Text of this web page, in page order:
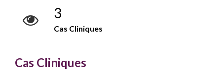
3
Cas Cliniques
Cas Cliniques